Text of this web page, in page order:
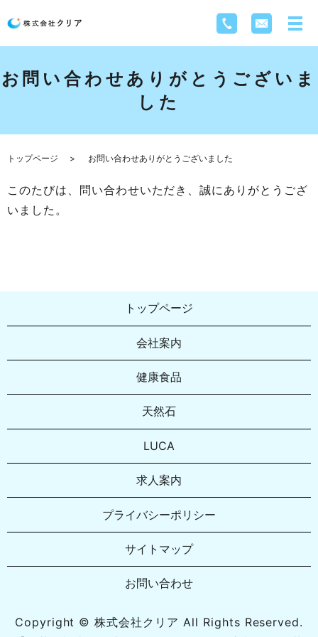
お問い合わせありがとうございま
した
トップページ お問い合わせありがとうございました
このたびは、問い合わせいただき、誠にありがとうござ
いました。
トップページ
会社案内
健康食品
天然石
LUCA
求人案内
プライバシーポリシー
サイトマップ
お問い合わせ
Copyright © 株式会社クリア All Rights Reserved.